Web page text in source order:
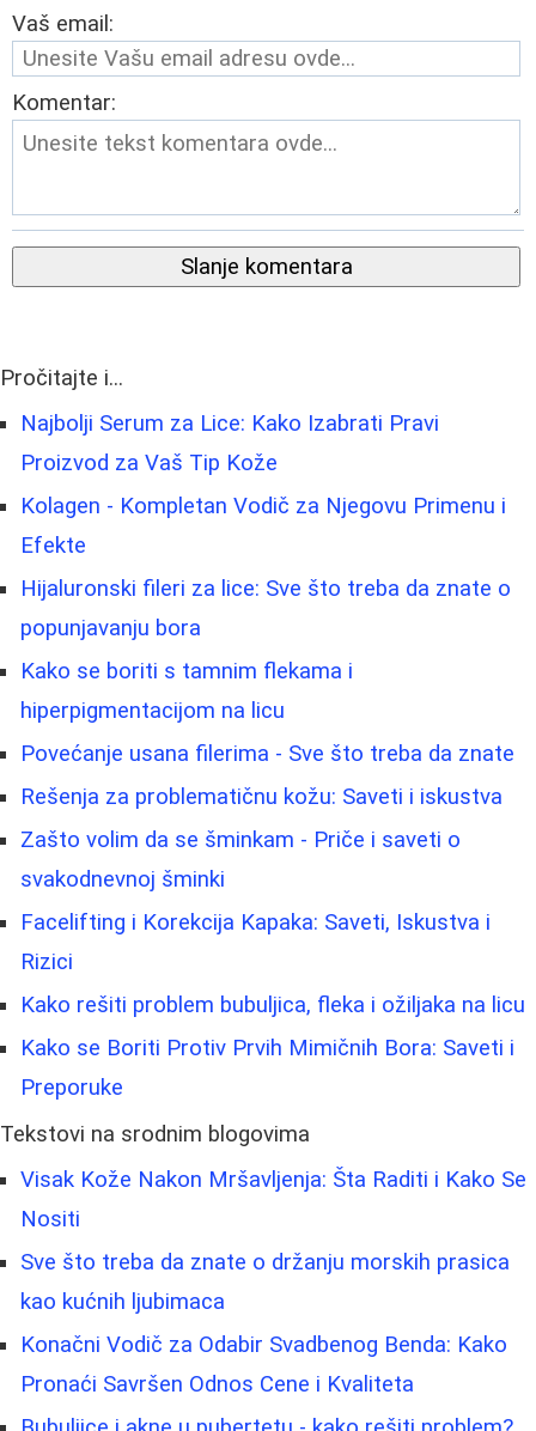
Vaš email:
Komentar:
Slanje komentara
Pročitajte i...
Najbolji Serum za Lice: Kako Izabrati Pravi
Proizvod za Vaš Tip Kože
Kolagen - Kompletan Vodič za Njegovu Primenu i
Efekte
Hijaluronski fileri za lice: Sve što treba da znate o
popunjavanju bora
Kako se boriti s tamnim flekama i
hiperpigmentacijom na licu
Povećanje usana filerima - Sve što treba da znate
Rešenja za problematičnu kožu: Saveti i iskustva
Zašto volim da se šminkam - Priče i saveti o
svakodnevnoj šminki
Facelifting i Korekcija Kapaka: Saveti, Iskustva i
Rizici
Kako rešiti problem bubuljica, fleka i ožiljaka na licu
Kako se Boriti Protiv Prvih Mimičnih Bora: Saveti i
Preporuke
Tekstovi na srodnim blogovima
Visak Kože Nakon Mršavljenja: Šta Raditi i Kako Se
Nositi
Sve što treba da znate o držanju morskih prasica
kao kućnih ljubimaca
Konačni Vodič za Odabir Svadbenog Benda: Kako
Pronaći Savršen Odnos Cene i Kvaliteta